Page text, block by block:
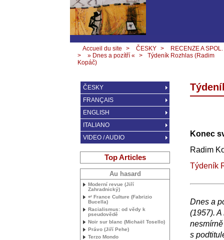
Accueil du site > ČESKY >
RECENZE A SPOL.
>
» Dnes a pozítří « >
Týdeník Rozhlas (Radim
Kopáč)
Konec
Radim
Týdeník
Dnes a
(1957).
s
ČESKY
FRANÇAIS
ENGLISH
ITALIANO
VIDEO / AUDIO
Top Articles
Au hasard
Moderní revue (Jiří
Zahradnický)
↵ France Culture (Fabrizio
Bucella)
Racialismus: od vědy k
pseudovědě
Noir sur blanc (Michaël Tosello)
Právo (Jiří Pehe)
Terzo Mondo